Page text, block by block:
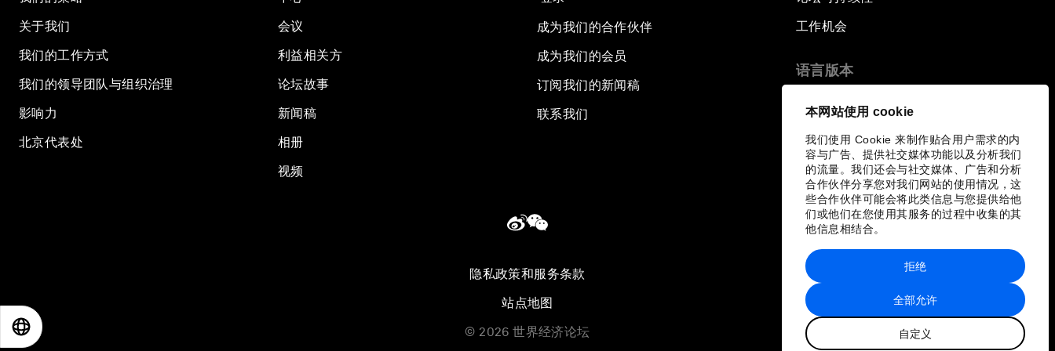
本网站使用 cookie
我们使用 Cookie 来制作贴合用户需求的内
容与广告、提供社交媒体功能以及分析我们
的流量。我们还会与社交媒体、广告和分析
合作伙伴分享您对我们网站的使用情况，这
些合作伙伴可能会将此类信息与您提供给他
们或他们在您使用其服务的过程中收集的其
他信息相结合。
全部允许
自定义
拒绝
关于我们
我们的工作方式
我们的领导团队与组织治理
影响力
北京代表处
会议
利益相关方
论坛故事
新闻稿
相册
视频
成为我们的合作伙伴
成为我们的会员
订阅我们的新闻稿
联系我们
工作机会
语言版本
隐私政策和服务条款
站点地图
© 2026 世界经济论坛